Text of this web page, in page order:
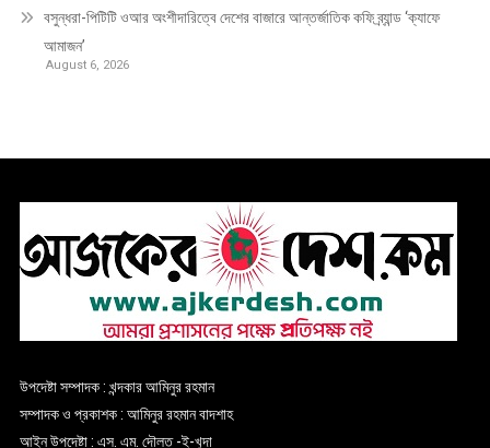
বসুন্ধরা-পিটিটি ওআর অংশীদারিত্বে দেশের বাজারে আন্তর্জাতিক কফি ব্র্যান্ড ‘ক্যাফে
আমাজন’
August 6, 2026
উপদেষ্টা সম্পাদক : খন্দকার আমিনুর রহমান
সম্পাদক ও প্রকাশক : আমিনুর রহমান বাদশাহ
আইন উপদেষ্টা : এস. এম. দৌলত -ই-খুদা